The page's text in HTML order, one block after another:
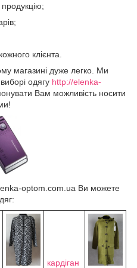
продукцію;
клієнта.
магазині дуже легко. Ми
одягу http://elenka-
Вам можливість носити
optom.com.ua Ви можете
кардіган